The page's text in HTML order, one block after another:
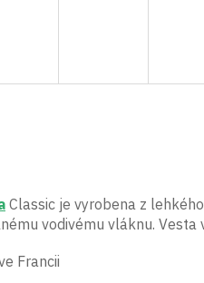
Classic je vyrobena z
vodivému vláknu.
Francii